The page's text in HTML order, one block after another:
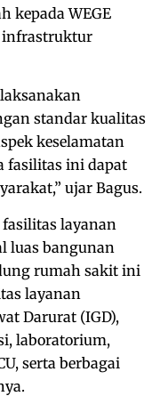
kepada WEGE
infrastruktur
standar kualitas
keselamatan
fasilitas ini dapat
ujar Bagus.
fasilitas layanan
luas bangunan
rumah sakit ini
layanan
Darurat (IGD),
laboratorium,
serta berbagai